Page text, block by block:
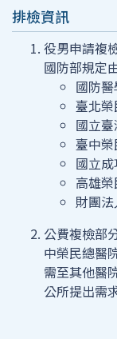
排檢資訊
役男申請複
國防部規定
國防
臺北
國立
臺中
國立
高雄
財團
公費複檢部
中榮民總醫
需至其他醫
公所提出需